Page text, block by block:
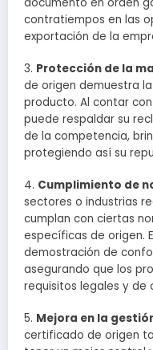
contratiempos en las
exportación de la
3. Protección de la
de origen demuestra
producto. Al contar
puede respaldar su
de la competencia,
protegiendo así su
4. Cumplimiento de
sectores o industrias
cumplan con ciertas
específicas de origen.
demostración de
asegurando que los
requisitos legales y de
5. Mejora en la
certificado de origen